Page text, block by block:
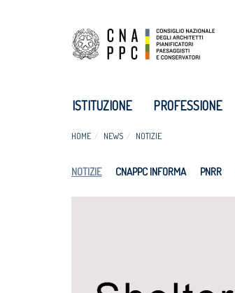
ISTITUZIONE PROFESSIONE
HOME NEWS NOTIZIE
NOTIZIE CNAPPC INFORMA PNRR